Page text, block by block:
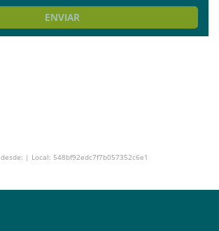
ENVIAR
| Local: 548bf92edc7f7b057352c6e1